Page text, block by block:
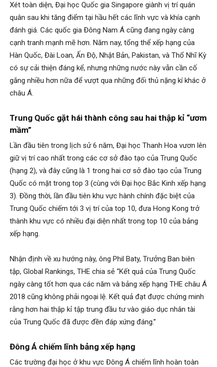
Xét toàn diện, Đại học Quốc gia Singapore giành vị trí quán
quân sau khi tăng điểm tại hầu hết các lĩnh vực và khía cạnh
đánh giá. Các quốc gia Đông Nam Á cũng đang ngày càng
cạnh tranh mạnh mẽ hơn. Năm nay, tổng thể xếp hạng của
Hàn Quốc, Đài Loan, Ấn Độ, Nhật Bản, Pakistan, và Thổ Nhĩ Kỳ
có sự cải thiện đáng kể, nhưng những nước này vẫn cần cố
gắng nhiều hơn nữa để vượt qua những đối thủ nặng kí khác ở
châu Á.
Trung Quốc gặt hái thành công sau hai thập kỉ “ươm
mầm”
Lần đầu tiên trong lịch sử 6 năm, Đại học Thanh Hoa vươn lên
giữ vị trí cao nhất trong các cơ sở đào tạo của Trung Quốc
(hạng 2), và đây cũng là 1 trong hai cơ sở đào tạo của Trung
Quốc có mặt trong top 3 (cùng với Đại học Bắc Kinh xếp hạng
3). Đồng thời, lần đầu tiên khu vực hành chính đặc biệt của
Trung Quốc chiếm tới 3 vị trí của top 10, đưa Hong Kong trở
thành khu vực có nhiều đại diện nhất trong top 10 của bảng
xếp hạng.
Nhận định về xu hướng này, ông Phil Baty, Trưởng Ban biên
tập, Global Rankings, THE chia sẻ “Kết quả của Trung Quốc
ngày càng tốt hơn qua các năm và bảng xếp hạng THE châu Á
2018 cũng không phải ngoại lệ. Kết quả đạt được chứng minh
rằng hơn hai thập kỉ tập trung đầu tư vào giáo dục nhân tài
của Trung Quốc đã được đền đáp xứng đáng.”
Đông Á chiếm lĩnh bảng xếp hạng
Các trường đại học ở khu vực Đông Á chiếm lĩnh hoàn toàn